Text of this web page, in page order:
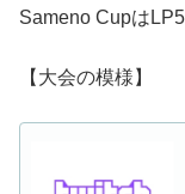
Sameno Cupは
【大会の模様】